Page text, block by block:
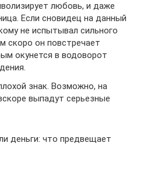
любовь, и даже
Если сновидец на данный
не испытывал сильного
скоро он повстречает
окунется в водоворот
знак. Возможно, на
выпадут серьезные
деньги: что предвещает